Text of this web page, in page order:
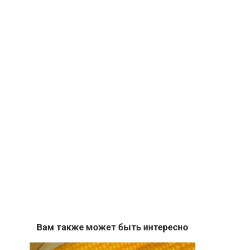
Вам также может быть интересно